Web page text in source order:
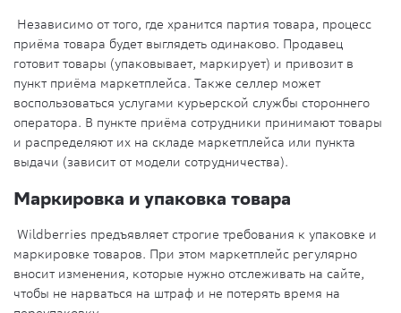
Независимо от того, где хранится партия товара, процесс
приёма товара будет выглядеть одинаково. Продавец
готовит товары (упаковывает, маркирует) и привозит в
пункт приёма маркетплейса. Также селлер может
воспользоваться услугами курьерской службы стороннего
оператора. В пункте приёма сотрудники принимают товары
и распределяют их на складе маркетплейса или пункта
выдачи (зависит от модели сотрудничества).
Маркировка и упаковка товара
Wildberries предъявляет строгие требования к упаковке и
маркировке товаров. При этом маркетплейс регулярно
вносит изменения, которые нужно отслеживать на сайте,
чтобы не нарваться на штраф и не потерять время на